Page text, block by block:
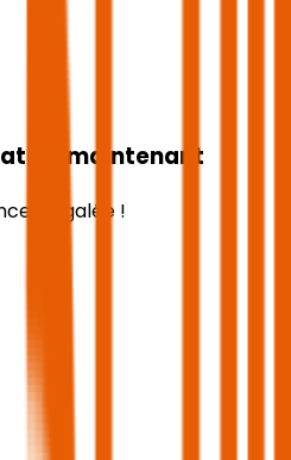
maintenant
inégalée !